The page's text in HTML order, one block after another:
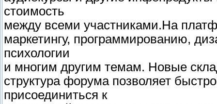
стоимость
между всеми участниками.На
маркетингу, программированию,
психологии
и многим другим темам. Новые
структура форума позволяет
присоединиться к